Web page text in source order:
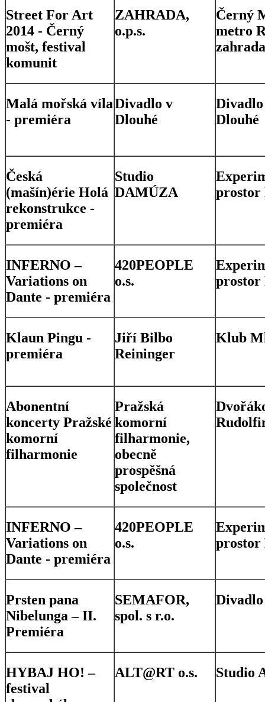
Street For Art
2014 - Černý
mošt, festival
komunit
ZAHRADA,
o.p.s.
Černý
metro
zahrada
Malá mořská víla
- premiéra
Divadlo v
Dlouhé
Dlouhé
Česká
(mašín)érie Holá
rekonstrukce -
premiéra
Studio
DAMÚZA
prostor
INFERNO –
Variations on
Dante - premiéra
420PEOPLE
o.s.
prostor
Klaun Pingu -
premiéra
Jiří Bilbo
Reininger
Klub
Abonentní
koncerty Pražské
komorní
filharmonie
Pražská
komorní
filharmonie,
obecně
prospěšná
společnost
INFERNO –
Variations on
Dante - premiéra
420PEOPLE
o.s.
prostor
Prsten pana
Nibelunga – II.
Premiéra
SEMAFOR,
spol. s r.o.
HYBAJ HO! –
festival
ALT@RT o.s. Studio